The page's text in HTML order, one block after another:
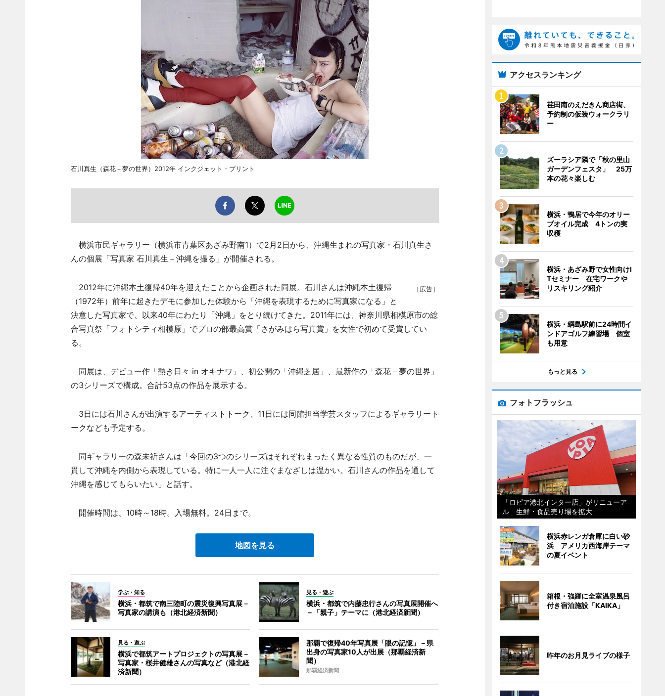
石川真生（森花－夢の世界）2012年 インクジェット・プリント
横浜市民ギャラリー（横浜市青葉区あざみ野南1）で2月2日から、沖縄生まれの写真家・石川真生さ
んの個展「写真家 石川真生－沖縄を撮る」が開催される。
［広告］
2012年に沖縄本土復帰40年を迎えたことから企画された同展。石川さんは沖縄本土復帰
（1972年）前年に起きたデモに参加した体験から「沖縄を表現するために写真家になる」と
決意した写真家で、以来40年にわたり「沖縄」をとり続けてきた。2011年には、神奈川県相模原市の総
合写真祭「フォトシティ相模原」でプロの部最高賞「さがみはら写真賞」を女性で初めて受賞してい
る。
同展は、デビュー作「熱き日々 in オキナワ」、初公開の「沖縄芝居」、最新作の「森花－夢の世界」
の3シリーズで構成。合計53点の作品を展示する。
3日には石川さんが出演するアーティストトーク、11日には同館担当学芸スタッフによるギャラリート
ークなども予定する。
同ギャラリーの森未祈さんは「今回の3つのシリーズはそれぞれまったく異なる性質のものだが、一
貫して沖縄を内側から表現している。特に一人一人に注ぐまなざしは温かい。石川さんの作品を通して
沖縄を感じてもらいたい」と話す。
開催時間は、10時～18時。入場無料。24日まで。
地図を見る
学ぶ・知る
横浜・都筑で南三陸町の震災復興写真展－
写真家の講演も（港北経済新聞）
見る・遊ぶ
横浜・都筑で内藤忠行さんの写真展開催へ
－「親子」テーマに（港北経済新聞）
見る・遊ぶ
横浜で都筑アートプロジェクトの写真展－
写真家・桜井健雄さんの写真など（港北経
済新聞）
那覇で復帰40年写真展「眼の記憶」－県
出身の写真家10人が出展（那覇経済新
聞）
那覇経済新聞
アクセスランキング
荏田南のえだきん商店街、
予約制の仮装ウォークラリ
ー
ズーラシア隣で「秋の里山
ガーデンフェスタ」 25万
本の花々楽しむ
横浜・鴨居で今年のオリー
ブオイル完成 4トンの実
収穫
横浜・あざみ野で女性向けI
Tセミナー 在宅ワークや
リスキリング紹介
横浜・綱島駅前に24時間イ
ンドアゴルフ練習場 個室
も用意
もっと見る
フォトフラッシュ
「ロピア港北インター店」がリニューア
ル 生鮮・食品売り場を拡大
横浜赤レンガ倉庫に白い砂
浜 アメリカ西海岸テーマ
の夏イベント
箱根・強羅に全室温泉風呂
付き宿泊施設「KAIKA」
昨年のお月見ライブの様子